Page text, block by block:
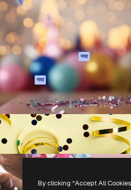
AI वीडियो जनरेटर
एआई वॉयस जनरेटर
स्टॉक सामग्री
MCP
Claude/ChatGPT
के लिए
नया
एजेंट नया
API
मोबाइल ऐप
सभी फ्रीपिक उपकरण
उपयोग की
गोपनीयता
ओरिजिनल्स
कुकीज़
ट्रस्ट सेंटर
एफिलिएट्स
बिज़नेस
सर्वाधिकार सुरक्षित.
By clicking “Accept All